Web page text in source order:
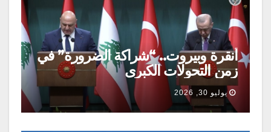
أنقرة وبيروت.. “شراكة الضرورة” في
زمن التحولات الكبرى
يوليو 30, 2026